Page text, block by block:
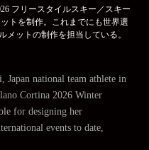
フリースタイルスキー／スキー
トを制作。これまでにも世界選
ットの制作を担当している。
Japan national team athlete in
Cortina 2026 Winter
for designing her
events to date,